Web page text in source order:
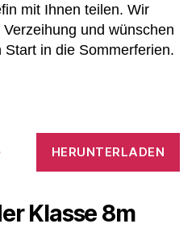
mit Ihnen teilen. Wir
und wünschen
in die Sommerferien.
HERUNTERLADEN
Klasse 8m